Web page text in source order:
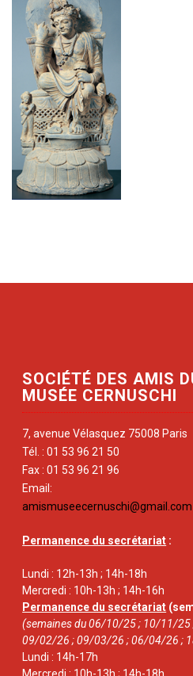
SOCIÉTÉ DES AMIS
MUSÉE CERNUSCHI
7, avenue Vélasquez 75008 Paris
Tél. : 01 53 96 21 50
Fax : 01 53 96 21 96
Email:
amismuseecernuschi@gmail.com
Permanence du secrétariat :
Lundi : 12h-13h ; 14h-18h
Mercredi : 10h-13h ; 14h-16h
Permanence du secrétariat
(semaines du 06/10/25 ; 10/11/
09/02/26 ; 09/03/26 ; 06/04/26 ;
Lundi : 14h-17h
Mercredi : 10h-13h ; 14h-18h